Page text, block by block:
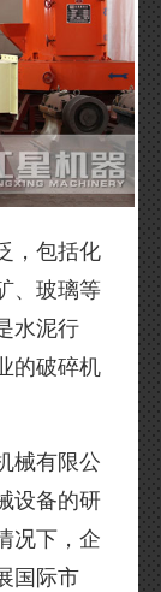
，包括化
、玻璃等
水泥行
的破碎机
械有限公
设备的研
况下，企
国际市